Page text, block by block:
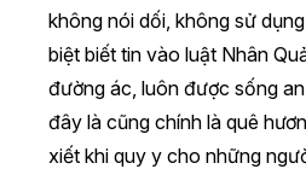
không nói dối, không sử
biệt biết tin vào luật Nhân
đường ác, luôn được sống
đây là cũng chính là quê
xiết khi quy y cho những